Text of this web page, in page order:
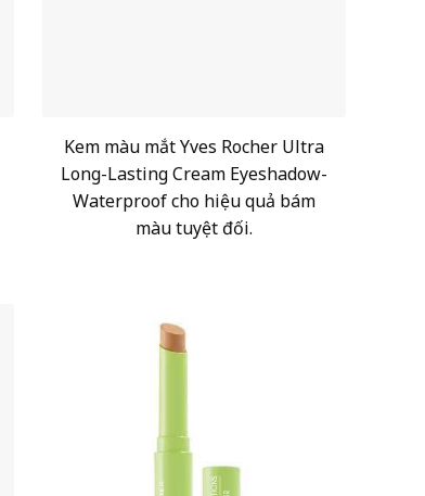
Kem màu mắt Yves Rocher Ultra
Long-Lasting Cream Eyeshadow-
Waterproof cho hiệu quả bám
màu tuyệt đối.